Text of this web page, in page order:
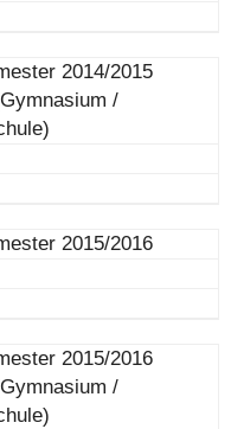
2014/2015
/
2015/2016
2015/2016
/